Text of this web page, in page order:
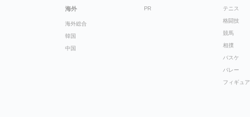
海外
海外総合
韓国
中国
PR テニス
格闘技
競馬
相撲
バスケ
バレー
フィギュア